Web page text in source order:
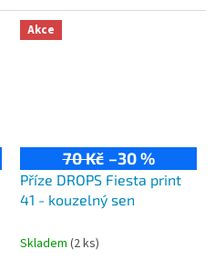
kardigany či čepice! Složení:
75% vlna, 25% polyamid...
Akce
70 Kč –30 %
Příze DROPS Fiesta print
41 - kouzelný sen
Skladem (2 ks)